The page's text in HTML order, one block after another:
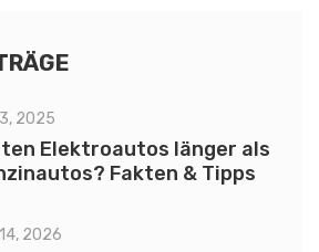
2025
Elektroautos länger als
Fakten & Tipps
2026